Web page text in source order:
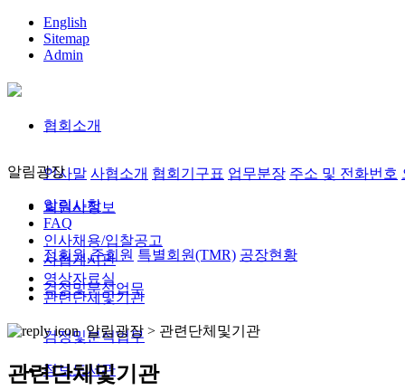
English
Sitemap
Admin
협회소개
인사말 사협소개 협회기구표 업무분장 주소 및 전화번호
회원사정보
정회원,준회원 특별회원(TMR) 공장현황
검정및분석업무
검정및분석업무
정보도서관
알림광장
알림사항
FAQ
인사채용/입찰공고
사협게시판
영상자료실
관련단체및기관
알림광장 > 관련단체및기관
관련단체및기관